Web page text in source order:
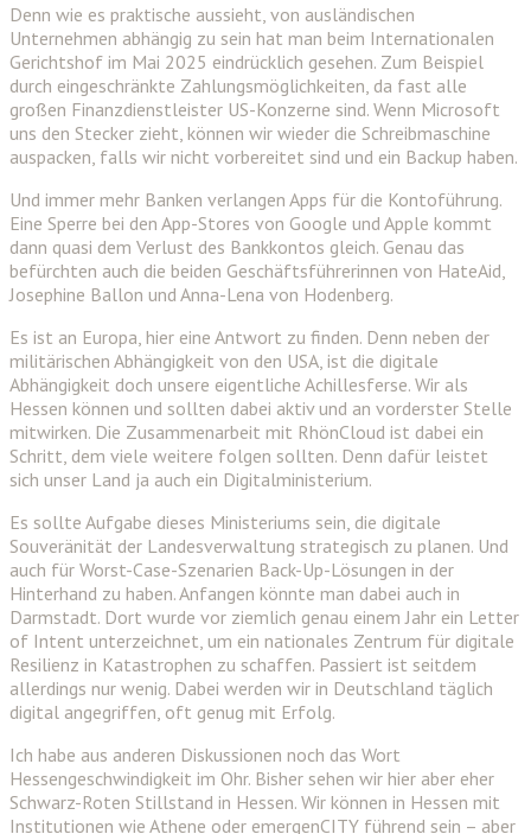
Denn wie es praktische aussieht, von ausländischen
Unternehmen abhängig zu sein hat man beim Internationalen
Gerichtshof im Mai 2025 eindrücklich gesehen. Zum Beispiel
durch eingeschränkte Zahlungsmöglichkeiten, da fast alle
großen Finanzdienstleister US-Konzerne sind. Wenn Microsoft
uns den Stecker zieht, können wir wieder die Schreibmaschine
auspacken, falls wir nicht vorbereitet sind und ein Backup haben.
Und immer mehr Banken verlangen Apps für die Kontoführung.
Eine Sperre bei den App-Stores von Google und Apple kommt
dann quasi dem Verlust des Bankkontos gleich. Genau das
befürchten auch die beiden Geschäftsführerinnen von HateAid,
Josephine Ballon und Anna-Lena von Hodenberg.
Es ist an Europa, hier eine Antwort zu finden. Denn neben der
militärischen Abhängigkeit von den USA, ist die digitale
Abhängigkeit doch unsere eigentliche Achillesferse. Wir als
Hessen können und sollten dabei aktiv und an vorderster Stelle
mitwirken. Die Zusammenarbeit mit RhönCloud ist dabei ein
Schritt, dem viele weitere folgen sollten. Denn dafür leistet
sich unser Land ja auch ein Digitalministerium.
Es sollte Aufgabe dieses Ministeriums sein, die digitale
Souveränität der Landesverwaltung strategisch zu planen. Und
auch für Worst-Case-Szenarien Back-Up-Lösungen in der
Hinterhand zu haben. Anfangen könnte man dabei auch in
Darmstadt. Dort wurde vor ziemlich genau einem Jahr ein Letter
of Intent unterzeichnet, um ein nationales Zentrum für digitale
Resilienz in Katastrophen zu schaffen. Passiert ist seitdem
allerdings nur wenig. Dabei werden wir in Deutschland täglich
digital angegriffen, oft genug mit Erfolg.
Ich habe aus anderen Diskussionen noch das Wort
Hessengeschwindigkeit im Ohr. Bisher sehen wir hier aber eher
Schwarz-Roten Stillstand in Hessen. Wir können in Hessen mit
Institutionen wie Athene oder emergenCITY führend sein – aber